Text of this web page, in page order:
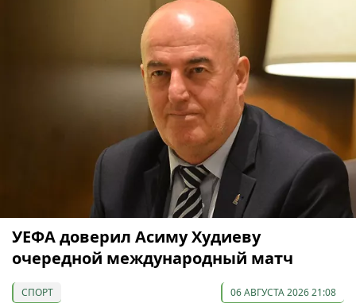
УЕФА доверил Асиму Худиеву
очередной международный матч
СПОРТ 06 АВГУСТА 2026 21:08